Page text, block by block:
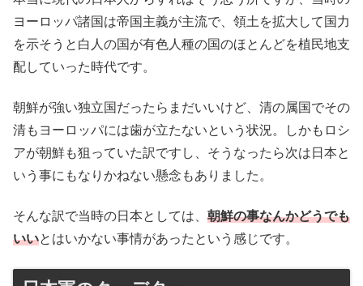
ヨーロッパ諸国は帝国主義が主流で、領土を拡大して国力
を示そうと白人の国が有色人種の国のほとんどを植民地支
配していった時代です。
朝鮮が強い独立国だったらまだいいけど、清の属国でその
清もヨーロッパには歯が立たないという状況。しかもロシ
アが朝鮮も狙っていた訳ですし、そうなったら次は日本と
いう事にもなりかねない懸念もありました。
そんな訳で当時の日本としては、 朝鮮の事なんかどうでも
いいとはいかない事情があったという感じです。